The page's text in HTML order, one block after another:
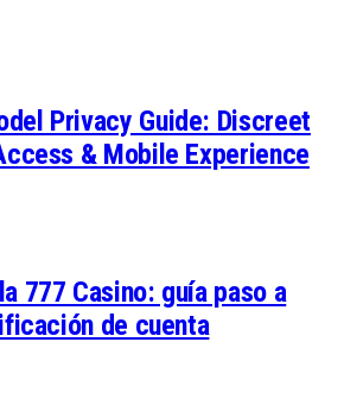
Privacy Guide: Discreet
& Mobile Experience
777 Casino: guía paso a
de cuenta